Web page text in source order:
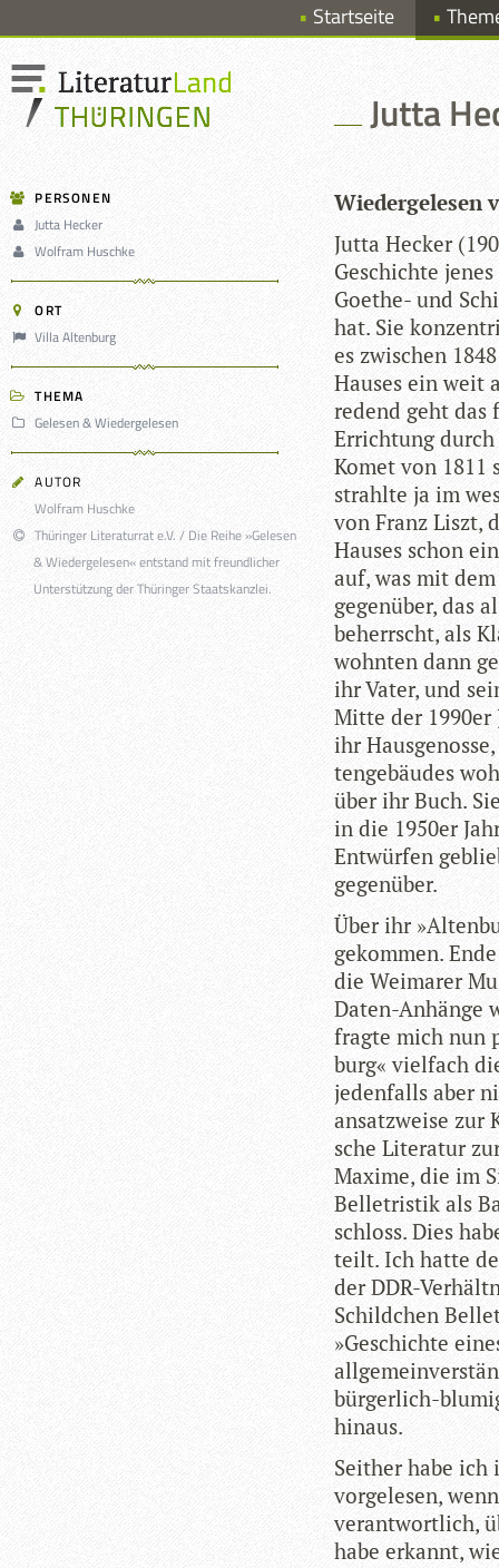
Startseite
Jutta
PERSONEN
Jutta Hecker
Wolfram Huschke
ORT
Villa Altenburg
THEMA
Gelesen & Wiedergelesen
AUTOR
Wolfram Huschke
Thüringer Literaturrat e.V. / Die Reihe »Gelesen
& Wiedergelesen« entstand mit freundlicher
Unterstützung der Thüringer Staatskanzlei.
Wie­der­ge­le­sen
Jutta Hecker
Geschichte
Goe­the- und
hat. Sie
es zwi­schen
Hau­ses ein weit
re­dend geht das
Errich­tung
Komet von 1811
strahlte ja im
von Franz Liszt,
Hau­ses schon
auf, was mit
gegen­über, das
beherrscht, als
wohn­ten dann
ihr Vater, und
Mitte der 1990er
ihr
ten­ge­bäu­des
über ihr Buch.
in die 1950er
Ent­wür­fen
gegenüber.
Über ihr
gekom­men.
die Wei­ma­rer
Daten-Anhänge
fragte mich nun
burg« viel­fach
jeden­falls aber
ansatz­weise zur
sche Lite­ra­tur
Maxime, die im
Bel­le­tris­tik als
schloss. Dies
teilt. Ich hatte
der DDR-
Schild­chen
»Geschichte
bür­ger­lich-
hinaus.
Seit­her habe ich
vor­ge­le­sen,
ver­ant­wort­lich,
habe erkannt,